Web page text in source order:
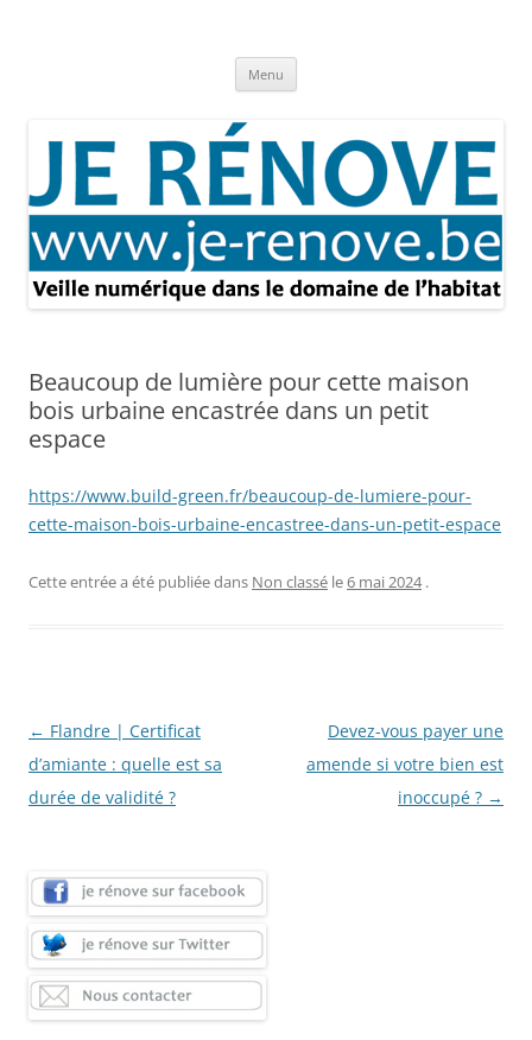
Menu
Beaucoup de lumière pour cette maison
bois urbaine encastrée dans un petit
espace
https://www.build-green.fr/beaucoup-de-lumiere-pour-
cette-maison-bois-urbaine-encastree-dans-un-petit-espace
Cette entrée a été publiée dans Non classé le6 mai 2024 .
Navigation
des
articles
← Flandre | Certificat
d’amiante : quelle est sa
durée de validité ?
Devez-vous payer une
amende si votre bien est
inoccupé ? →